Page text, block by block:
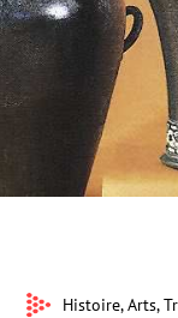
Cerigo Films,
Plus, Alsace 20
Histoire, Arts,